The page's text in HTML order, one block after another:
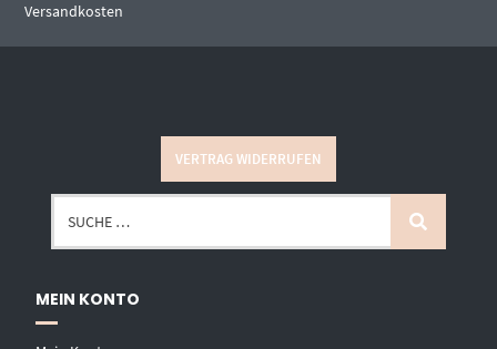
Versandkosten
VERTRAG WIDERRUFEN
MEIN KONTO